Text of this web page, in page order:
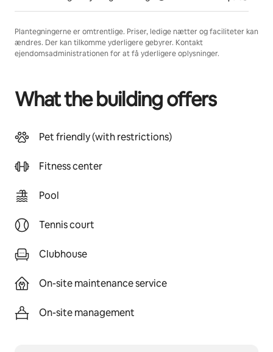
Plantegningerne er omtrentlige. Priser, ledige nætter og faciliteter kan
ændres. Der kan tilkomme yderligere gebyrer. Kontakt
ejendomsadministrationen for at få yderligere oplysninger.
What the building offers
Pet friendly (with restrictions)
Fitness center
Pool
Tennis court
Clubhouse
On-site maintenance service
On-site management